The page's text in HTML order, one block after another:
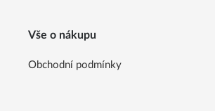
Vše o nákupu
Obchodní podmínky